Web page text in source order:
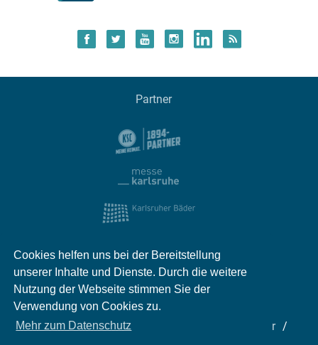
Cookies helfen uns bei der Bereitstellung
unserer Inhalte und Dienste. Durch die weitere
Nutzung der Webseite stimmen Sie der
Verwendung von Cookies zu.
Mehr zum Datenschutz
Partner
Impressum Kontakt
Partner